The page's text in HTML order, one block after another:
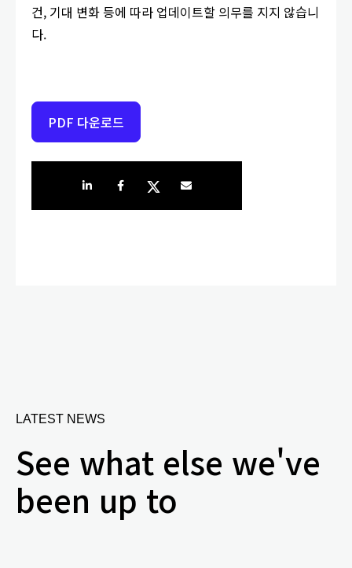
건, 기대 변화 등에 따라 업데이트할 의무를 지지 않습니
다.
PDF 다운로드
Share on LinkedIn
Share on Facebook
Share on Twitter
Share by e-mail
LATEST NEWS
See what else we've
been up to